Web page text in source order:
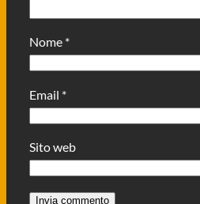
Nome *
Email *
Sito web